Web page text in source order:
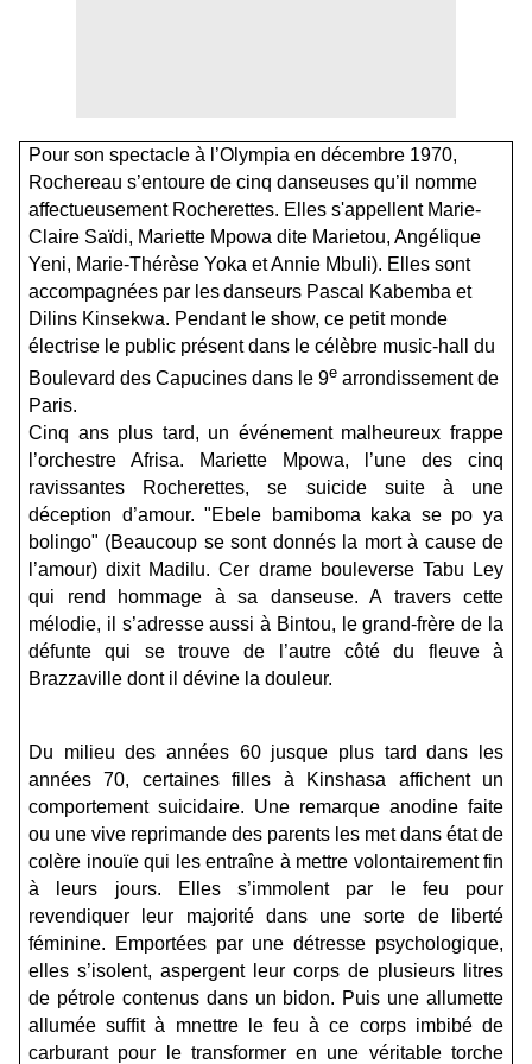
Pour son spectacle à l’Olympia en décembre 1970,
Rochereau s’entoure de cinq danseuses qu’il nomme
affectueusement Rocherettes. Elles s'appellent Marie-
Claire Saïdi, Mariette Mpowa dite Marietou, Angélique
Yeni, Marie-Thérèse Yoka et Annie Mbuli). Elles sont
accompagnées par lesdanseurs Pascal Kabemba et
Dilins Kinsekwa. Pendant le show, ce petit monde
électrise le public présent dans le célèbre music-hall du
Boulevard des Capucines dans le 9e arrondissement de
Paris.
Cinq ans plus tard, un événement malheureux frappe
l’orchestre Afrisa. Mariette Mpowa, l’une des cinq
ravissantes Rocherettes, se suicide suite à une
déception d’amour. "Ebele bamiboma kaka se po ya
bolingo" (Beaucoup se sont donnés la mort à cause de
l’amour) dixit Madilu. Cer drame bouleverse Tabu Ley
qui rend hommage à sa danseuse. A travers cette
mélodie, il s’adresse aussi à Bintou, le grand-frère de la
défunte qui se trouve de l’autre côté du fleuve à
Brazzaville dont il dévine la douleur.
Du milieu des années 60 jusque plus tard dans les
années 70, certaines filles à Kinshasa affichent un
comportement suicidaire. Une remarque anodine faite
ou une vive reprimande des parents les met dans état de
colère inouïe qui les entraîne à mettre volontairement fin
à leurs jours. Elles s’immolent par le feu pour
revendiquer leur majorité dans une sorte de liberté
féminine. Emportées par une détresse psychologique,
elles s’isolent, aspergent leur corps de plusieurs litres
de pétrole contenus dans un bidon. Puis une allumette
allumée suffit à mnettre le feu à ce corps imbibé de
carburant pour le transformer en une véritable torche